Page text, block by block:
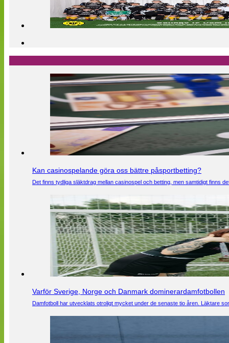
Kan casinospelande göra oss bättre påsportbetting?
Det finns tydliga släktdrag mellan casinospel och betting, men samtidigt finns
Varför Sverige, Norge och Danmark dominerardamfotbollen
Damfotboll har utvecklats otroligt mycket under de senaste tio åren. Läktare